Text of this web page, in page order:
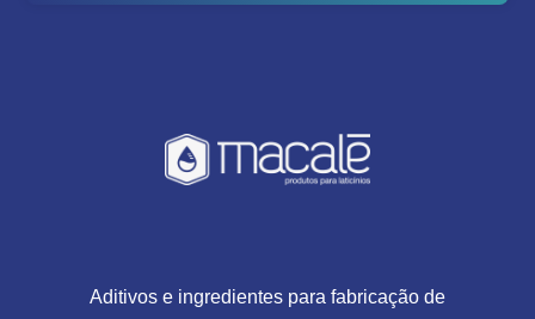
Aditivos e ingredientes para fabricação de